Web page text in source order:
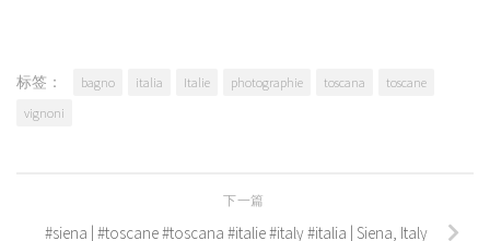
标签： bagno italia Italie photographie toscana
toscane
vignoni
下一篇
#siena | #toscane #toscana #italie #italy #italia | Siena, Italy